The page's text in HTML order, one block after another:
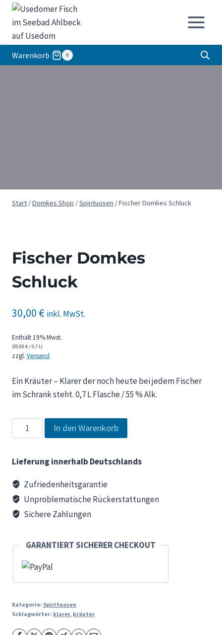
Zum
Inhalt
springen
Warenkorb 0
Start /Domkes Shop /Spirituosen /Fischer Domkes Schluck
Fischer Domkes
Schluck
30,00 € inkl. MwSt.
Enthält 19% Mwst.
(30,00 €/ 0,7 L)
zzgl. Versand
Ein Kräuter – Klarer der noch heute bei jedem Fischer
im Schrank steht. 0,7 L Flasche / 55 % Alk.
Fischer
Domkes
Menge
In den Warenkorb
Lieferung innerhalb Deutschlands
Zufriedenheitsgarantie
Unproblematische Rückerstattungen
Sichere Zahlungen
GARANTIERT SICHERER CHECKOUT
Kategorie: Spirituosen
Schlagwörter: klarer, kräuter